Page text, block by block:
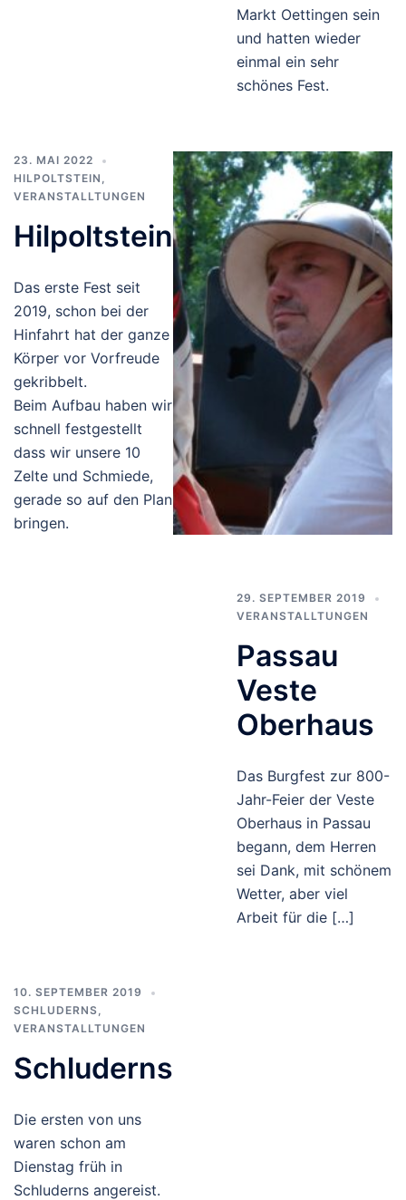
Markt Oettingen sein
und hatten wieder
einmal ein sehr
schönes Fest.
23. MAI 2022
HILPOLTSTEIN
VERANSTALLTUNGEN
Hilpoltstein
Das erste Fest seit
2019, schon bei der
Hinfahrt hat der ganze
Körper vor Vorfreude
gekribbelt.
Beim Aufbau haben wir
schnell festgestellt
dass wir unsere 10
Zelte und Schmiede,
gerade so auf den Plan
bringen.
29. SEPTEMBER 2019
VERANSTALLTUNGEN
Passau
Veste
Oberhaus
Das Burgfest zur 800-
Jahr-Feier der Veste
Oberhaus in Passau
begann, dem Herren
sei Dank, mit schönem
Wetter, aber viel
Arbeit für die […]
10. SEPTEMBER 2019
SCHLUDERNS
VERANSTALLTUNGEN
Schluderns
Die ersten von uns
waren schon am
Dienstag früh in
Schluderns angereist.